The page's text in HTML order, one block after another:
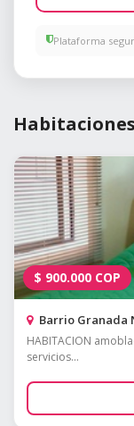
Plataforma
$ 900.000 COP
Barrio Granada
HABITACION
servicios...